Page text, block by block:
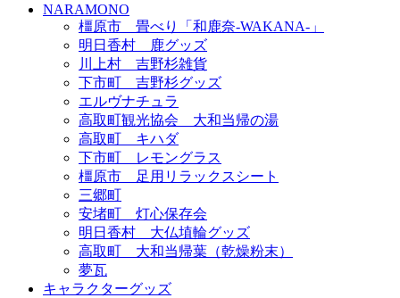
NARAMONO
橿原市 畳べり「和鹿奈-WAKANA-」
明日香村 鹿グッズ
川上村 吉野杉雑貨
下市町 吉野杉グッズ
エルヴナチュラ
高取町観光協会 大和当帰の湯
高取町 キハダ
下市町 レモングラス
橿原市 足用リラックスシート
三郷町
安堵町 灯心保存会
明日香村 大仏埴輪グッズ
高取町 大和当帰葉（乾燥粉末）
夢瓦
キャラクターグッズ